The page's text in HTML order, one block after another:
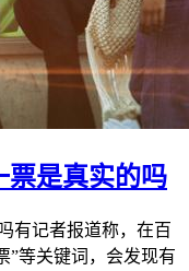
票是真实的吗
有记者报道称，在百
”等关键词，会发现有